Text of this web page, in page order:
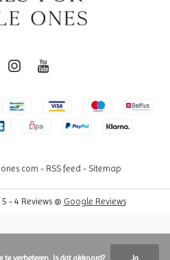
- RSS feed - Sitemap
5 - 4 Reviews @ Google Reviews
verbeteren. Is dat akkoord? Ja